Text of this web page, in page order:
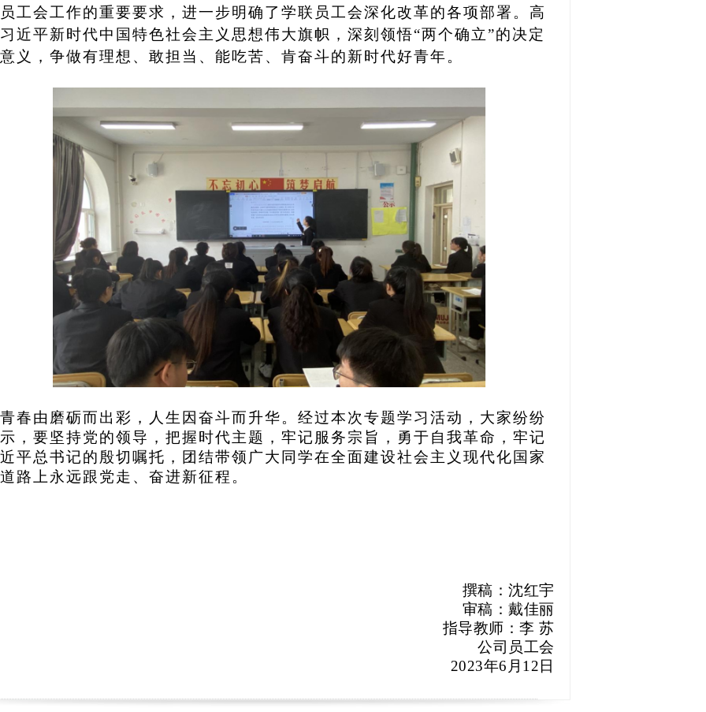
工会工作的重要要求，进一步明确了学联员工会深化改革的各项部署。高
近平新时代中国特色社会主义思想伟大旗帜，深刻领悟“两个确立”的决定
义，争做有理想、敢担当、能吃苦、肯奋斗的新时代好青年。
由磨砺而出彩，人生因奋斗而升华。经过本次专题学习活动，大家纷纷
，要坚持党的领导，把握时代主题，牢记服务宗旨，勇于自我革命，牢记
平总书记的殷切嘱托，团结带领广大同学在全面建设社会主义现代化国家
路上永远跟党走、奋进新征程。
撰稿：沈红宇
审稿：戴佳丽
指导教师：李 苏
公司员工会
2023年6月12日